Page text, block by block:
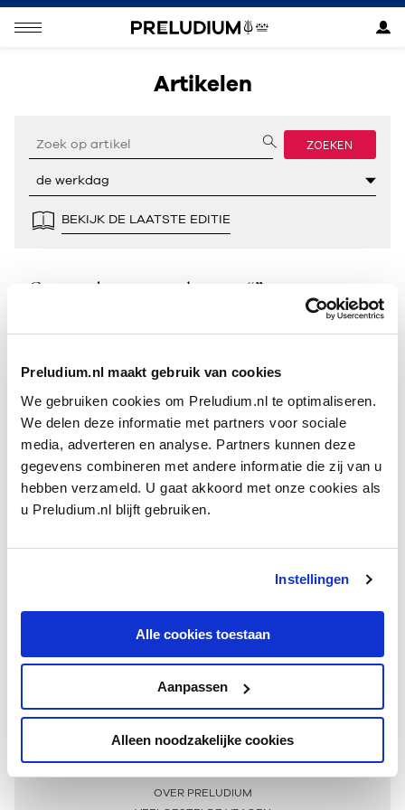
Preludium.nl maakt gebruik van cookies
We gebruiken cookies om Preludium.nl te optimaliseren.
We delen deze informatie met partners voor sociale
media, adverteren en analyse. Partners kunnen deze
gegevens combineren met andere informatie die zij van u
hebben verzameld. U gaat akkoord met onze cookies als
u Preludium.nl blijft gebruiken.
Instellingen
Alle cookies toestaan
Aanpassen
Alleen noodzakelijke cookies
Artikelen
ZOEKEN
BEKIJK DE LAATSTE EDITIE
Geen resultaten gevonden voor “”.
Meer informatie
OVER PRELUDIUM